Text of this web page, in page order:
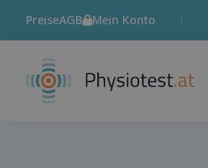
PreiseAGB Mein Konto